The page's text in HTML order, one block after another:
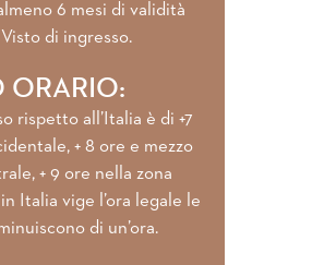
6 mesi di validità
di ingresso.
ORARIO:
rispetto all’Italia è di +7
+ 8 ore e mezzo
+ 9 ore nella zona
Italia vige l’ora legale le
di un’ora.